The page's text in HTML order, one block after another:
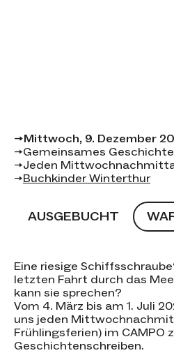
Event-Details
→Mittwoch, 9. Dezember
→Gemeinsames
→Jeden
→Buchkinder Winterthur
AUSGEBUCHT
Dieser Event ist ausgebucht.
Eine riesige
letzten Fahrt durch das
kann sie sprechen?
Vom 4. März bis am 1. Juli
uns jeden
Frühlingsferien) im CAMPO
Geschichtenschreiben.